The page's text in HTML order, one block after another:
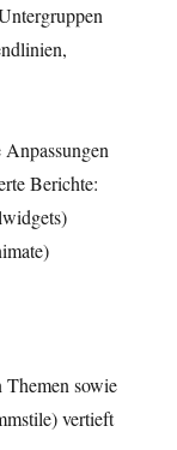
Berichte:
Themen sowie
vertieft